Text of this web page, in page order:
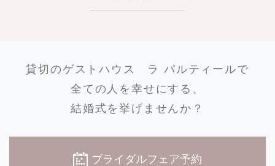
貸切のゲストハウス ラ パルティールで
全ての人を幸せにする、
結婚式を挙げませんか？
ブライダルフェア予約